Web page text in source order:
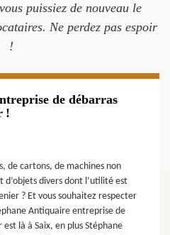
puissiez de nouveau le
Ne perdez pas espoir
!
de débarras
!
de cartons, de machines non
divers dont l’utilité est
? Et vous souhaitez respecter
Antiquaire entreprise de
là à Saix, en plus Stéphane